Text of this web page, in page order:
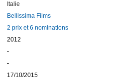
Italie
Bellissima Films
2 prix et 6 nominations
2012
-
-
17/10/2015